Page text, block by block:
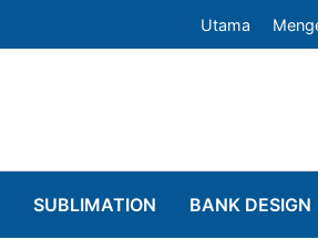
Utama
SUBLIMATION BANK DESIGN